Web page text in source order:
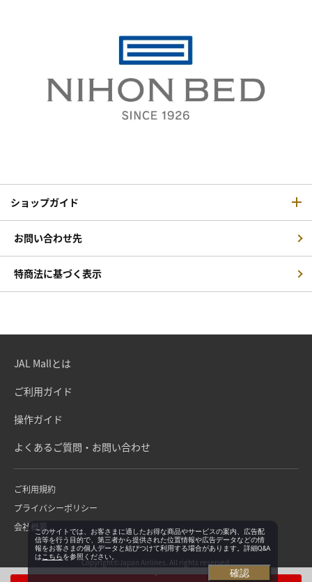
ショップガイド
お問い合わせ先
特商法に基づく表示
JAL Mallとは
ご利用ガイド
操作ガイド
よくあるご質問・お問い合わせ
ご利用規約
プライバシーポリシー
会社概要
Copyright©Japan Airlines. All rights reserved.
このサイトでは、お客さまに適したお得な商品やサービスの案内、広告配
信等を行う目的で、第三者から提供された位置情報や広告データなどの情
報をお客さまの個人データと結びつけて利用する場合があります。詳細Q&A
は こちらを参照ください。
確認